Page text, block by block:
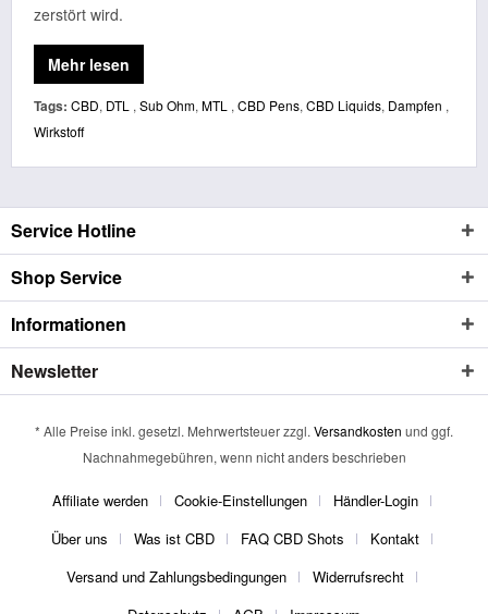
zerstört wird.
Mehr lesen
Tags: CBD, DTL , Sub Ohm, MTL , CBD Pens, CBD Liquids, Dampfen ,
Wirkstoff
Service Hotline
Shop Service
Informationen
Newsletter
* Alle Preise inkl. gesetzl. Mehrwertsteuer zzgl. Versandkosten und ggf.
Nachnahmegebühren, wenn nicht anders beschrieben
Affiliate werden Cookie-Einstellungen
Händler-Login
Über uns
Was ist CBD FAQ CBD Shots
Kontakt
Versand und Zahlungsbedingungen
Widerrufsrecht